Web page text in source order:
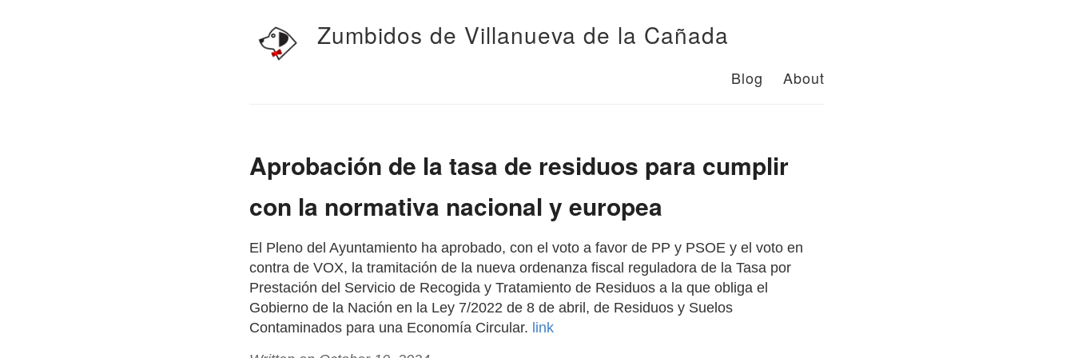
Zumbidos de Villanueva de la Cañada
Blog About
Aprobación de la tasa de residuos para cumplir
con la normativa nacional y europea
El Pleno del Ayuntamiento ha aprobado, con el voto a favor de PP y PSOE y el voto en
contra de VOX, la tramitación de la nueva ordenanza fiscal reguladora de la Tasa por
Prestación del Servicio de Recogida y Tratamiento de Residuos a la que obliga el
Gobierno de la Nación en la Ley 7/2022 de 8 de abril, de Residuos y Suelos
Contaminados para una Economía Circular. link